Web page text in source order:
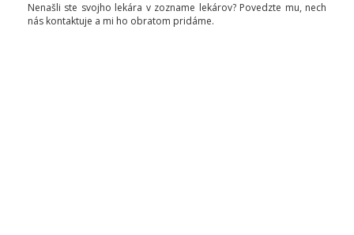
Nenašli ste svojho lekára v zozname lekárov? Povedzte mu, nech
nás kontaktuje a mi ho obratom pridáme.